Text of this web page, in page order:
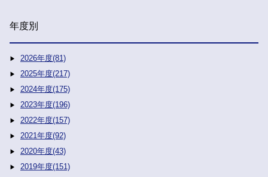
年度別
2026年度(81)
2025年度(217)
2024年度(175)
2023年度(196)
2022年度(157)
2021年度(92)
2020年度(43)
2019年度(151)